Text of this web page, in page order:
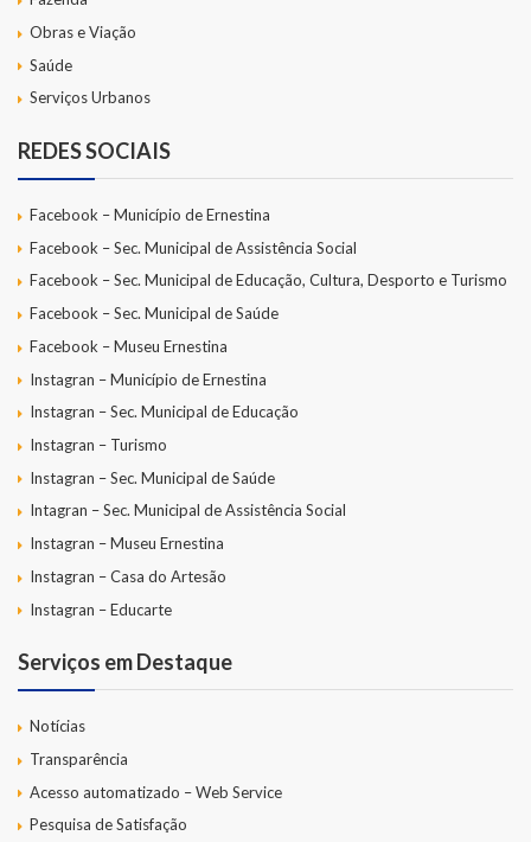
Obras e Viação
Saúde
Serviços Urbanos
REDES SOCIAIS
Facebook – Município de Ernestina
Facebook – Sec. Municipal de Assistência Social
Facebook – Sec. Municipal de Educação, Cultura, Desporto e Turismo
Facebook – Sec. Municipal de Saúde
Facebook – Museu Ernestina
Instagran – Município de Ernestina
Instagran – Sec. Municipal de Educação
Instagran – Turismo
Instagran – Sec. Municipal de Saúde
Intagran – Sec. Municipal de Assistência Social
Instagran – Museu Ernestina
Instagran – Casa do Artesão
Instagran – Educarte
Serviços em Destaque
Notícias
Transparência
Acesso automatizado – Web Service
Pesquisa de Satisfação